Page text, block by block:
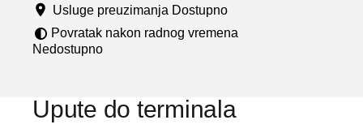
u
Usluge preuzimanja Dostupno
Povratak nakon radnog vremena
Nedostupno
Upute do terminala